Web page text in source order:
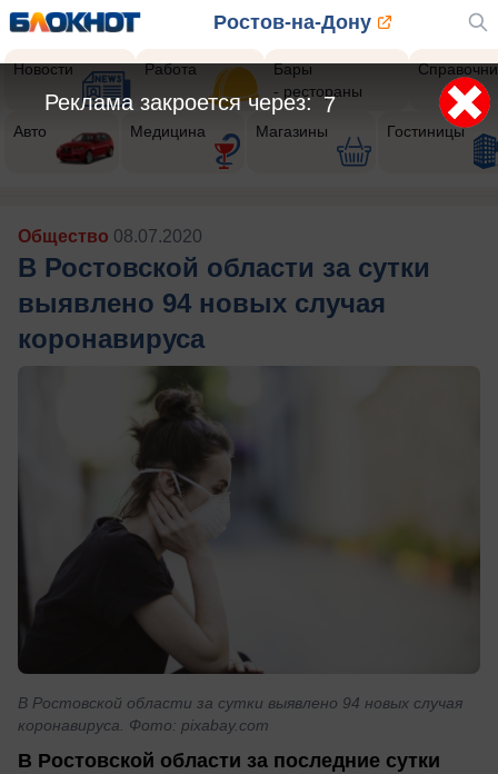
Ростов-на-Дону
Новости Работа
Бары
- рестораны
Авто Медицина Магазины Гостиницы
Общество 08.07.2020
В Ростовской области за сутки
выявлено 94 новых случая
коронавируса
В Ростовской области за сутки выявлено 94 новых случая
коронавируса. Фото: pixabay.com
В Ростовской области за последние сутки
5
Реклама закроется через: